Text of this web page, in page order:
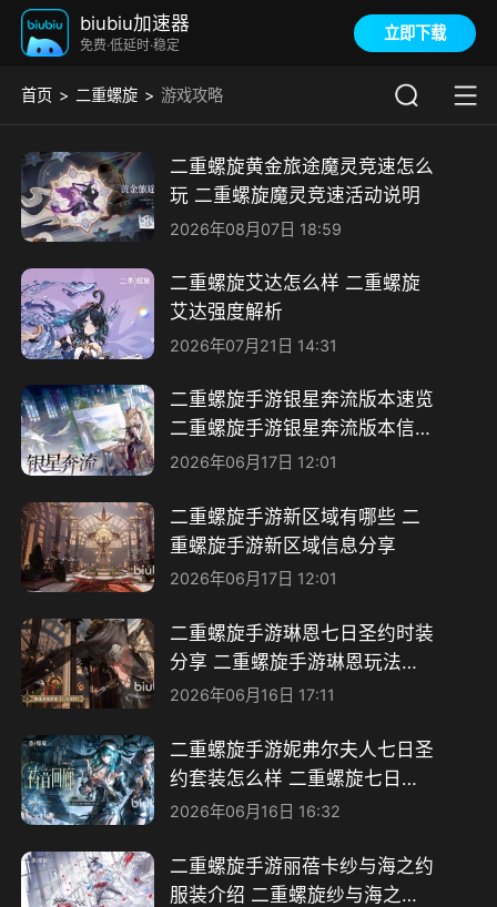
biubiu加速器
免费·低延时·稳定
立即下载
首页 二重螺旋 游戏攻略
二重螺旋黄金旅途魔灵竞速怎么
玩 二重螺旋魔灵竞速活动说明
2026年08月07日 18:59
二重螺旋艾达怎么样 二重螺旋
艾达强度解析
2026年07月21日 14:31
二重螺旋手游银星奔流版本速览
二重螺旋手游银星奔流版本信息
分享
2026年06月17日 12:01
二重螺旋手游新区域有哪些 二
重螺旋手游新区域信息分享
2026年06月17日 12:01
二重螺旋手游琳恩七日圣约时装
分享 二重螺旋手游琳恩玩法攻
略
2026年06月16日 17:11
二重螺旋手游妮弗尔夫人七日圣
约套装怎么样 二重螺旋七日圣
约信息分享
2026年06月16日 16:32
二重螺旋手游丽蓓卡纱与海之约
服装介绍 二重螺旋纱与海之约